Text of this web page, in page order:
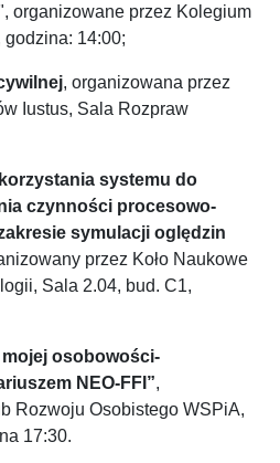
organizowane przez Kolegium
14:00;
, organizowana przez
Iustus, Sala Rozpraw
systemu do
czynności procesowo-
symulacji oględzin
przez Koło Naukowe
Sala 2.04, bud. C1,
mojej osobowości-
NEO-FFI”,
Rozwoju Osobistego WSPiA,
17:30.